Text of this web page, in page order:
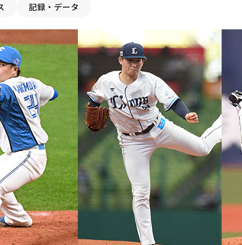
記録・データ